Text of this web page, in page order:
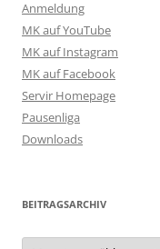
Anmeldung
MK auf YouTube
MK auf Instagram
MK auf Facebook
Servir Homepage
Pausenliga
Downloads
BEITRAGSARCHIV
Beitragsarchiv